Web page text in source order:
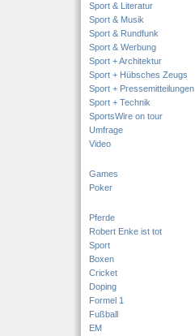
Sport & Literatur
Sport & Musik
Sport & Rundfunk
Sport & Werbung
Sport + Architektur
Sport + Hübsches Zeugs
Sport + Pressemitteilungen
Sport + Technik
SportsWire on tour
Umfrage
Video
Games
Poker
Pferde
Robert Enke ist tot
Sport
Boxen
Cricket
Doping
Formel 1
Fußball
EM